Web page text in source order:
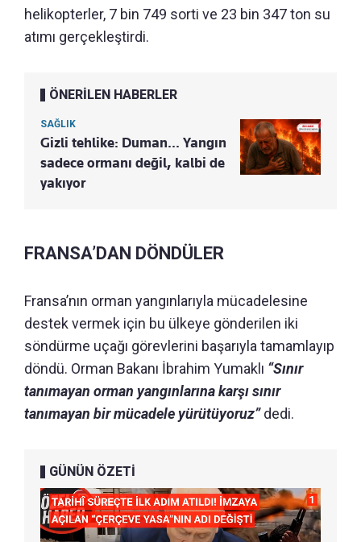
helikopterler, 7 bin 749 sorti ve 23 bin 347 ton su
atımı gerçekleştirdi.
ÖNERİLEN HABERLER
SAĞLIK
Gizli tehlike: Duman... Yangın
sadece ormanı değil, kalbi de
yakıyor
FRANSA’DAN DÖNDÜLER
Fransa’nın orman yangınlarıyla mücadelesine
destek vermek için bu ülkeye gönderilen iki
söndürme uçağı görevlerini başarıyla tamamlayıp
döndü. Orman Bakanı İbrahim Yumaklı “Sınır
tanımayan orman yangınlarına karşı sınır
tanımayan bir mücadele yürütüyoruz”dedi.
GÜNÜN ÖZETİ